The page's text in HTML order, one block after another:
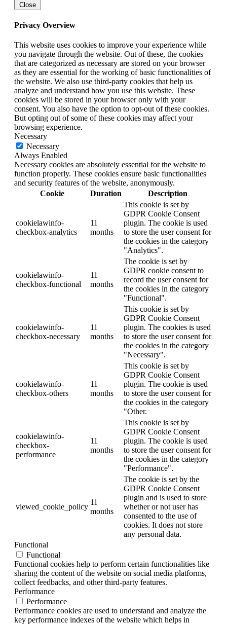
Close
Privacy Overview
This website uses cookies to improve your experience while
you navigate through the website. Out of these, the cookies
that are categorized as necessary are stored on your browser
as they are essential for the working of basic functionalities of
the website. We also use third-party cookies that help us
analyze and understand how you use this website. These
cookies will be stored in your browser only with your
consent. You also have the option to opt-out of these cookies.
But opting out of some of these cookies may affect your
browsing experience.
Necessary
Necessary
Always Enabled
Necessary cookies are absolutely essential for the website to
function properly. These cookies ensure basic functionalities
and security features of the website, anonymously.
Cookie
Duration Description
cookielawinfo-
checkbox-analytics
11
months
This cookie is set by
GDPR Cookie Consent
plugin. The cookie is used
to store the user consent for
the cookies in the category
"Analytics".
cookielawinfo-
checkbox-functional
11
months
The cookie is set by
GDPR cookie consent to
record the user consent for
the cookies in the category
"Functional".
cookielawinfo-
checkbox-necessary
11
months
This cookie is set by
GDPR Cookie Consent
plugin. The cookies is used
to store the user consent for
the cookies in the category
"Necessary".
cookielawinfo-
checkbox-others
11
months
This cookie is set by
GDPR Cookie Consent
plugin. The cookie is used
to store the user consent for
the cookies in the category
"Other.
cookielawinfo-
checkbox-
performance
11
months
This cookie is set by
GDPR Cookie Consent
plugin. The cookie is used
to store the user consent for
the cookies in the category
"Performance".
viewed_cookie_policy
11
months
The cookie is set by the
GDPR Cookie Consent
plugin and is used to store
whether or not user has
consented to the use of
cookies. It does not store
any personal data.
Functional
Functional
Functional cookies help to perform certain functionalities like
sharing the content of the website on social media platforms,
collect feedbacks, and other third-party features.
Performance
Performance
Performance cookies are used to understand and analyze the
key performance indexes of the website which helps in